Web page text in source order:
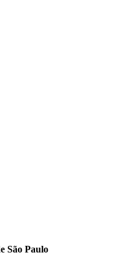
São Paulo